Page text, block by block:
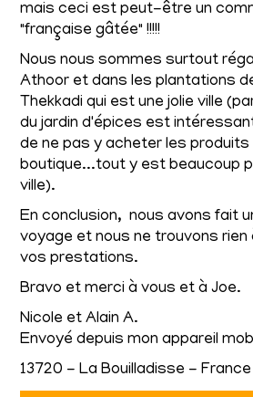
mais ceci est peut-être un
"française gâtée" !!!!!
Nous nous sommes surtout
Athoor et dans les plantations
Thekkadi qui est une jolie ville
du jardin d'épices est
de ne pas y acheter les produits
boutique...tout y est beaucoup
ville).
En conclusion, nous avons fait
voyage et nous ne trouvons rien
vos prestations.
Bravo et merci à vous et à Joe.
Nicole et Alain A.
Envoyé depuis mon appareil
13720 - La Bouilladisse - France